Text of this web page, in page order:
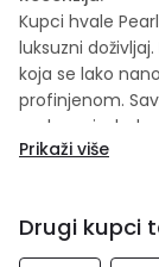
Kupci hvale
luksuzni
koja se lako
profinjenom.
makeup izgleda
Prikaži više
Drugi kupci